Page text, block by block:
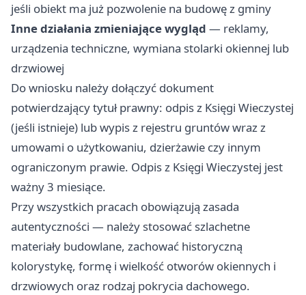
jeśli obiekt ma już pozwolenie na budowę z gminy
Inne działania zmieniające wygląd — reklamy,
urządzenia techniczne, wymiana stolarki okiennej lub
drzwiowej
Do wniosku należy dołączyć dokument
potwierdzający tytuł prawny: odpis z Księgi Wieczystej
(jeśli istnieje) lub wypis z rejestru gruntów wraz z
umowami o użytkowaniu, dzierżawie czy innym
ograniczonym prawie. Odpis z Księgi Wieczystej jest
ważny 3 miesiące.
Przy wszystkich pracach obowiązują zasada
autentyczności — należy stosować szlachetne
materiały budowlane, zachować historyczną
kolorystykę, formę i wielkość otworów okiennych i
drzwiowych oraz rodzaj pokrycia dachowego.